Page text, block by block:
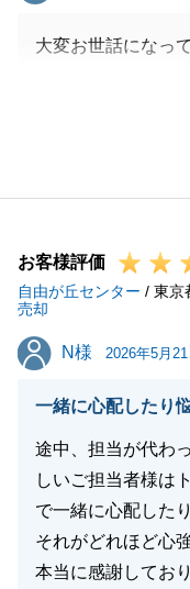
願いいたします。
大変お世話になっ
ご売却のご依頼を
期成約となり私も
大切な資産のご売
不動産冥利に尽き
お預かりさせて頂
くれる買主様とご
く思います。
お困り事がござい
手」としてお声が
この度は、ありが
重ねて御礼申し上
引き続きどうぞ宜
お客様評価
自由が丘センター / 東京
売却
N様
N様 2026年5月21
一緒に心配したり
途中、担当が代わ
しいご担当者様は
で一緒に心配した
それがどれほど心
本当に感謝してお